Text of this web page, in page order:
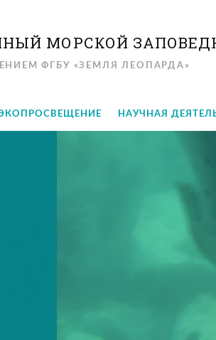
МОРСКОЙ
ФГБУ «ЗЕМЛЯ ЛЕОПАРДА»
НАУЧНАЯ